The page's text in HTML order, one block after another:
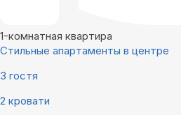
1-комнатная квартира
Стильные апартаменты в центре
3 гостя
2 кровати